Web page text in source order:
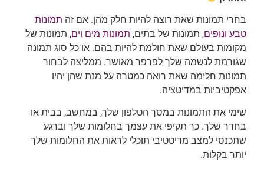
בחרי תמונות שאת רוצה להיות חלק מהן. אם זה תמונות
טבע ונופים, תמונות של בתים, תמונות מים וים, תמונות של
מקומות בעולם שאת חולמת להיות בהם. או כל סוג תמונה
שגורמת לנשמה שלך לפרפר מאושר. ממליצה לבחור
תמונות חלימה שאת רואה כמטרה על מנת שהן יהיו
אפקטיביות במדיטציה.
שימי את התמונות במסך הטלפון שלך, במחשב, בבית או
בחדר שלך. כך תקיפי את עצמך בחלומות שלך וברגע
שתכנסי למצב מדיטטיבי תוכלי לראות את החלומות שלך
יותר בקלות.